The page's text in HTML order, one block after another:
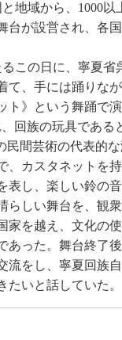
地域から、1000
台が設営され、各
この日に、寧夏
て、手には踊りな
ト》という舞踊で
回族の玩具であ
民間芸術の代表的
、カスタネットを
表し、楽しい鈴の
らしい舞台を、観
家を越え、文化の
あった。舞台終了
流をし、寧夏回族
いと話していた。